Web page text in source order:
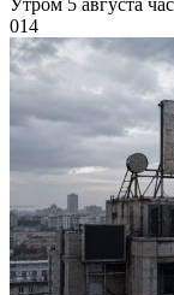
Утром 5 августа
014